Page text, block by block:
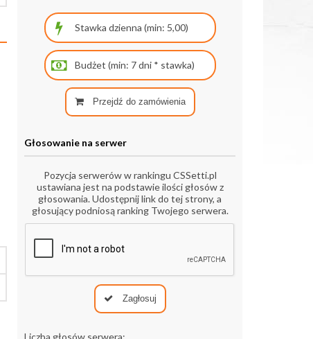
Przejdź do zamówienia
Głosowanie na serwer
Pozycja serwerów w rankingu CSSetti.pl
ustawiana jest na podstawie ilości głosów z
głosowania. Udostępnij link do tej strony, a
głosujący podniosą ranking Twojego serwera.
Zagłosuj